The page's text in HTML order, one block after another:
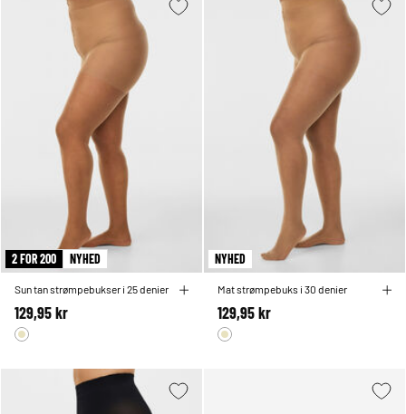
2 FOR 200 NYHED
Sun tan strømpebukser i 25 denier
129,95 kr
NYHED
Mat strømpebuks i 30 denier
129,95 kr